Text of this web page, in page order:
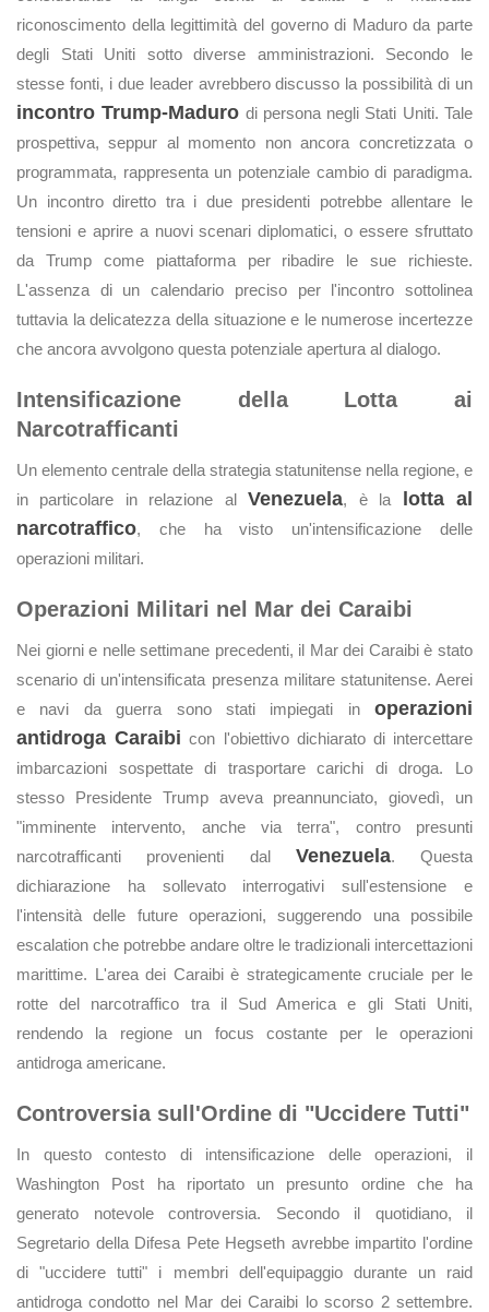
riconoscimento della legittimità del governo di Maduro da parte
degli Stati Uniti sotto diverse amministrazioni. Secondo le
stesse fonti, i due leader avrebbero discusso la possibilità di un
incontro Trump-Maduro di persona negli Stati Uniti. Tale
prospettiva, seppur al momento non ancora concretizzata o
programmata, rappresenta un potenziale cambio di paradigma.
Un incontro diretto tra i due presidenti potrebbe allentare le
tensioni e aprire a nuovi scenari diplomatici, o essere sfruttato
da Trump come piattaforma per ribadire le sue richieste.
L'assenza di un calendario preciso per l'incontro sottolinea
tuttavia la delicatezza della situazione e le numerose incertezze
che ancora avvolgono questa potenziale apertura al dialogo.
Intensificazione della Lotta ai
Narcotrafficanti
Un elemento centrale della strategia statunitense nella regione, e
in particolare in relazione alVenezuela, è la
lotta al
narcotraffico, che ha visto un'intensificazione delle
operazioni militari.
Operazioni Militari nel Mar dei Caraibi
Nei giorni e nelle settimane precedenti, il Mar dei Caraibi è stato
scenario di un'intensificata presenza militare statunitense. Aerei
e navi da guerra sono stati impiegati in operazioni
antidroga Caraibi con l'obiettivo dichiarato di intercettare
imbarcazioni sospettate di trasportare carichi di droga. Lo
stesso Presidente Trump aveva preannunciato, giovedì, un
"imminente intervento, anche via terra", contro presunti
narcotrafficanti provenienti dal Venezuela. Questa
dichiarazione ha sollevato interrogativi sull'estensione e
l'intensità delle future operazioni, suggerendo una possibile
escalation che potrebbe andare oltre le tradizionali intercettazioni
marittime. L'area dei Caraibi è strategicamente cruciale per le
rotte del narcotraffico tra il Sud America e gli Stati Uniti,
rendendo la regione un focus costante per le operazioni
antidroga americane.
Controversia sull'Ordine di "Uccidere Tutti"
In questo contesto di intensificazione delle operazioni, il
Washington Post ha riportato un presunto ordine che ha
generato notevole controversia. Secondo il quotidiano, il
Segretario della Difesa Pete Hegseth avrebbe impartito l'ordine
di "uccidere tutti" i membri dell'equipaggio durante un raid
antidroga condotto nel Mar dei Caraibi lo scorso 2 settembre.